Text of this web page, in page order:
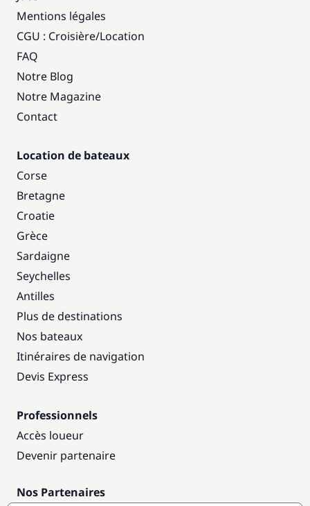
Mentions légales
CGU : Croisière/Location
FAQ
Notre Blog
Notre Magazine
Contact
Location de bateaux
Corse
Bretagne
Croatie
Grèce
Sardaigne
Seychelles
Antilles
Plus de destinations
Nos bateaux
Itinéraires de navigation
Devis Express
Professionnels
Accès loueur
Devenir partenaire
Nos Partenaires